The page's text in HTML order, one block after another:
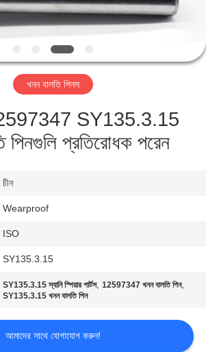
খনন বালতি পিনস
SY135.3.15
পিনগুলি প্রতিরোধক পরেন
চীন
Wearproof
ISO
SY135.3.15
SY135.3.15 স্যানি স্পিয়ার পার্টস,12597347 খনন বালতি পিন,
SY135.3.15 খনন বালতি পিন
আমাদের সাথে যোগাযোগ করুন!